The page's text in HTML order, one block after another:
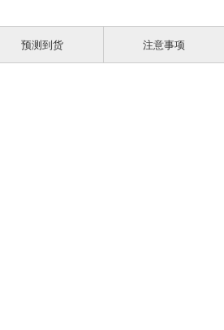
预测到货 注意事项